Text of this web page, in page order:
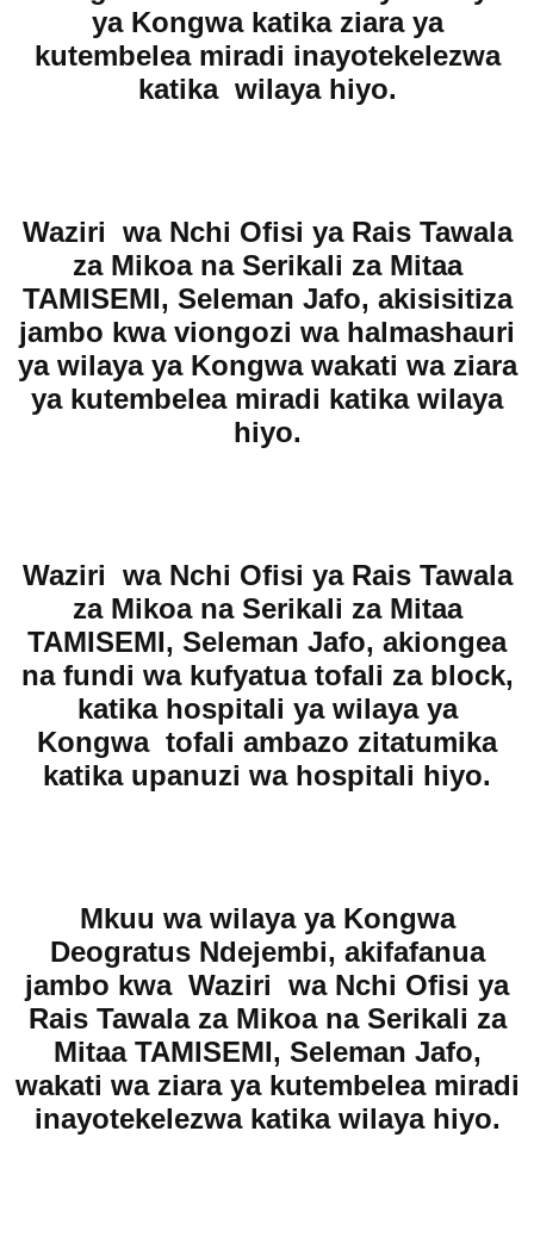
ya Kongwa katika ziara ya
kutembelea miradi inayotekelezwa
katika wilaya hiyo.
Waziri wa Nchi Ofisi ya Rais Tawala
za Mikoa na Serikali za Mitaa
TAMISEMI, Seleman Jafo, akisisitiza
jambo kwa viongozi wa halmashauri
ya wilaya ya Kongwa wakati wa ziara
ya kutembelea miradi katika wilaya
hiyo.
Waziri wa Nchi Ofisi ya Rais Tawala
za Mikoa na Serikali za Mitaa
TAMISEMI, Seleman Jafo, akiongea
na fundi wa kufyatua tofali za block,
katika hospitali ya wilaya ya
Kongwa tofali ambazo zitatumika
katika upanuzi wa hospitali hiyo.
Mkuu wa wilaya ya Kongwa
Deogratus Ndejembi, akifafanua
jambo kwa Waziri wa Nchi Ofisi ya
Rais Tawala za Mikoa na Serikali za
Mitaa TAMISEMI, Seleman Jafo,
wakati wa ziara ya kutembelea miradi
inayotekelezwa katika wilaya hiyo.